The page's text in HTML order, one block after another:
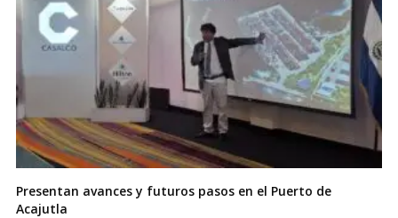
Presentan avances y futuros pasos en el Puerto de
Acajutla